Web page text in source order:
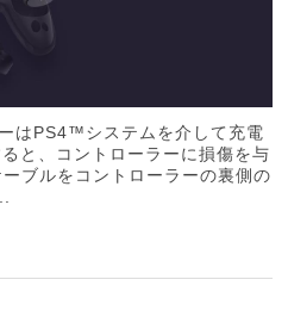
はPS4™システムを介して充電
と、コントローラーに損傷を与
ブルをコントローラーの裏側の